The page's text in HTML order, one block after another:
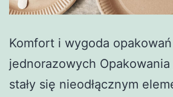
Komfort i wygoda opakowań
jednorazowych
stały się nieodłącznym